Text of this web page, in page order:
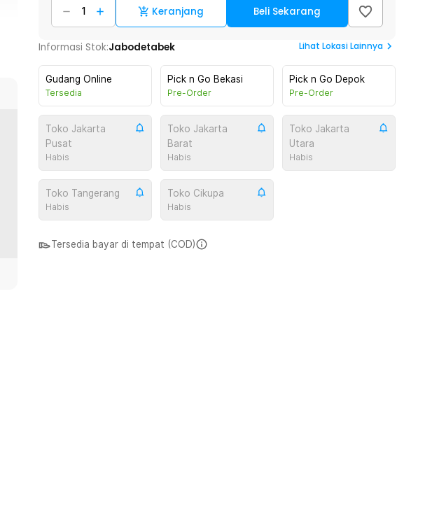
Keranjang Beli Sekarang
Informasi Stok:Jabodetabek Lihat Lokasi Lainnya
Gudang Online
Tersedia
Pick n Go Bekasi
Pre-Order
Pick n Go Depok
Pre-Order
Toko Jakarta
Pusat
Habis
Toko Jakarta
Barat
Habis
Toko Jakarta
Utara
Habis
Toko Tangerang
Habis
Toko Cikupa
Habis
Tersedia bayar di tempat (COD)